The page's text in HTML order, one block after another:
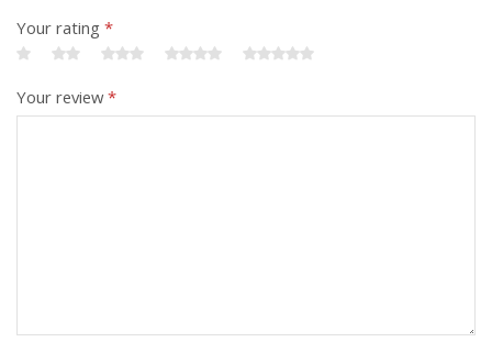
Your rating *
Your review*